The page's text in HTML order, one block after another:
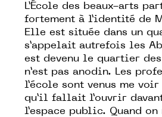
L’École des beaux-arts
fortement à l’identité de
Elle est située dans un
s’appelait autrefois les
est devenu le quartier
n’est pas anodin. Les
l’école sont venus me
qu’il fallait l’ouvrir
l’espace public. Quand